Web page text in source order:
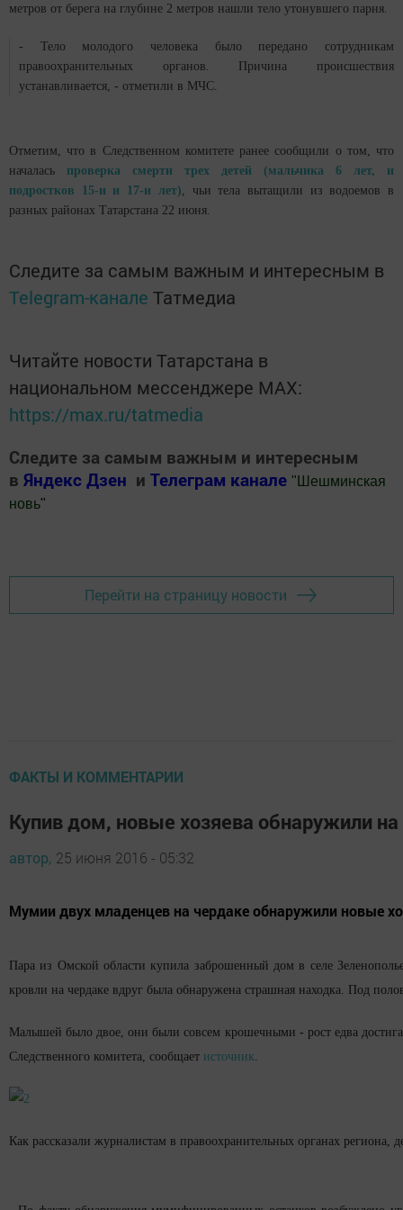
метров от берега на глубине 2 метров нашли тело утонувшего парня.
- Тело молодого человека было передано сотрудникам
правоохранительных органов. Причина происшествия
устанавливается, - отметили в МЧС.
Отметим, что в Следственном комитете ранее сообщили о том, что
началась проверка смерти трех детей (мальчика 6 лет, и
подростков 15-и и 17-и лет), чьи тела вытащили из водоемов в
разных районах Татарстана 22 июня.
Следите за самым важным и интересным в
Telegram-канале Татмедиа
Читайте новости Татарстана в
национальном мессенджере MАХ:
https://max.ru/tatmedia
Следите за самым важным и интересным
в Яндекс Дзен и Телеграм канале " Шешминская
новь"
Перейти на страницу новости
ФАКТЫ И КОММЕНТАРИИ
Купив дом, новые хозяева обнаружили
автор, 25 июня 2016 - 05:32
Мумии двух младенцев на чердаке обнаружили новые
Пара из Омской области купила заброшенный дом в селе
кровли на чердаке вдруг была обнаружена страшная находка. Под
Малышей было двое, они были совсем крошечными - рост едва
Следственного комитета, сообщает источник
Как рассказали журналистам в правоохранительных органах